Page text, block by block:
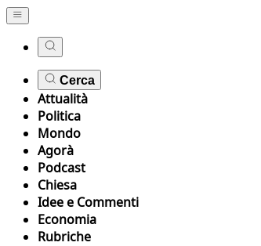
Cerca
Attualità
Politica
Mondo
Agorà
Podcast
Chiesa
Idee e Commenti
Economia
Rubriche